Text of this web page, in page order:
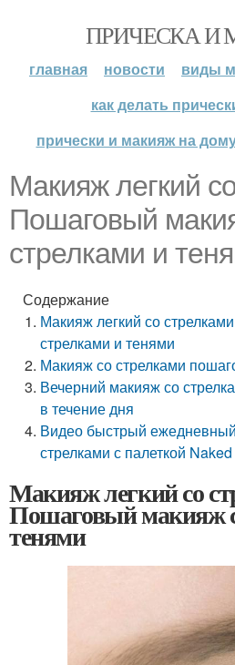
ПРИЧЕСКА И
главная новости
виды
как делать
прически и макияж на
Макияж легкий
Пошаговый
стрелками и
Содержание
Макияж легкий со
стрелками и тенями
Макияж со стрелками
Вечерний макияж со
в течение дня
Видео быстрый
стрелками с палеткой
Макияж легкий со
Пошаговый макияж
тенями